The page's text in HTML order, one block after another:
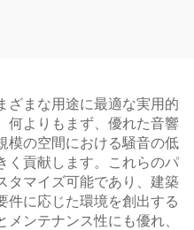
ざまな用途に最適な実用的
何よりもまず、優れた音響
模の空間における騒音の低
く貢献します。これらのパ
タマイズ可能であり、建築
件に応じた環境を創出する
ンテナンス性にも優れ、